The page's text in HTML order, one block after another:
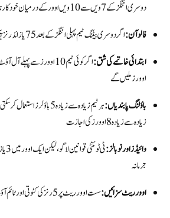
دوسری اننگز کے 7ویں سے 10ویں اوور کے درمیان خودکار ہو گا۔
فالو آن:اگر دوسری بیٹنگ ٹیم پہلی اننگز کے بعد 75 یا زائد رنز پیچھے ہو تو فالو آن ممکن
ابتدائی خاتمے کی شق:
اوورز ملیں گے
باؤلنگ پابندیاں:
ہر ٹیم زیادہ سے زیادہ 5
زیادہ سے زیادہ 8 اوورز کی اجازت
وائیڈز اور نو بالز:
جرمانہ
اوور ریٹ سزائیں:سست اوور ریٹ پر 5 رنز کی کٹوتی اور ٹائم آؤٹ چھن سکتا ہے